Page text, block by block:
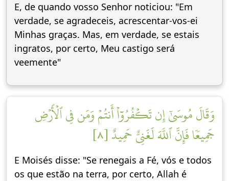
E, de quando vosso Senhor noticiou: "Em
verdade, se agradeceis, acrescentar-vos-ei
Minhas graças. Mas, em verdade, se estais
ingratos, por certo, Meu castigo será
veemente"
وَقَالَ مُوسَىٰٓ إِن تَكۡفُرُوٓاْ أَنتُمۡ وَمَن فِي ٱلۡأَرۡضِ
جَمِيعٗا فَإِنَّ ٱللَّهَ لَغَنِيٌّ حَمِيدٌ [٨]
E Moisés disse: "Se renegais a Fé, vós e todos
os que estão na terra, por certo, Allah é